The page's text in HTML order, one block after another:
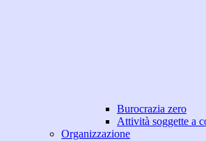
Burocrazia zero
Attività soggette a
Organizzazione